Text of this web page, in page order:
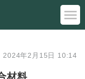
2024年2月15日 10:14
材料